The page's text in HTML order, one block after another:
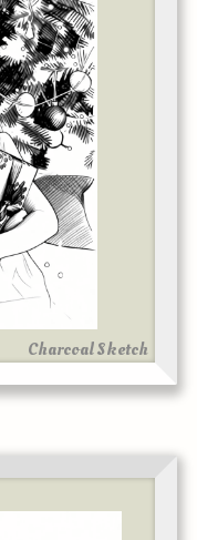
Charcoal Sketch